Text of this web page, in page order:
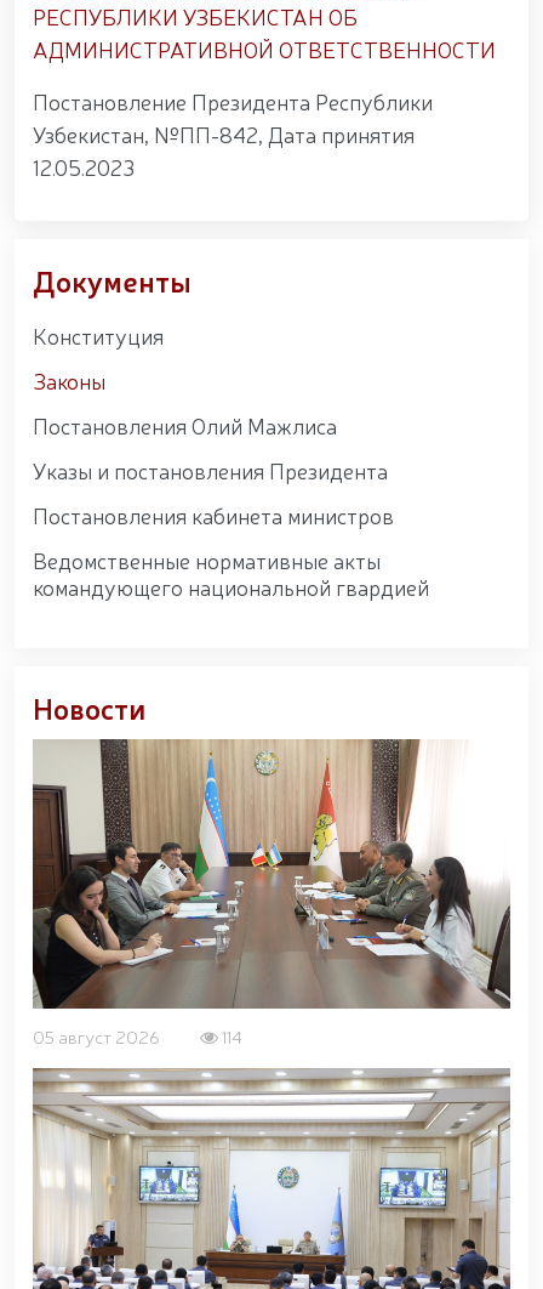
РЕСПУБЛИКИ УЗБЕКИСТАН ОБ
АДМИНИСТРАТИВНОЙ ОТВЕТСТВЕННОСТИ
Постановление Президента Республики
Узбекистан, №ПП-842, Дата принятия
12.05.2023
Документы
Конституция
Законы
Постановления Олий Мажлиса
Указы и постановления Президента
Постановления кабинета министров
Ведомственные нормативные акты
командующего национальной гвардией
Новости
05 август 2026 114